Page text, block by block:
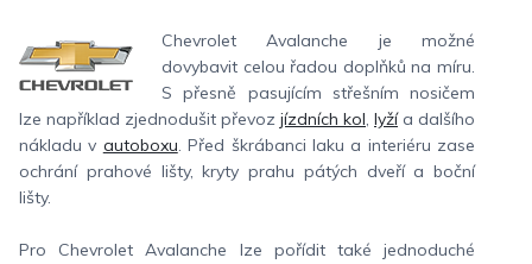
Chevrolet Avalanche je možné
dovybavit celou řadou doplňků na míru.
S přesně pasujícím střešním nosičem
lze například zjednodušit převoz jízdních kol, lyžía dalšího
nákladu v autoboxu. Před škrábanci laku a interiéru zase
ochrání prahové lišty, kryty prahu pátých dveří a boční
lišty.
Pro Chevrolet Avalanche lze pořídit také jednoduché